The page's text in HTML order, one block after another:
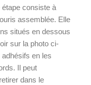
consiste à
assemblée. Elle
situés en dessous
sur la photo ci-
en les
Il peut
dans le